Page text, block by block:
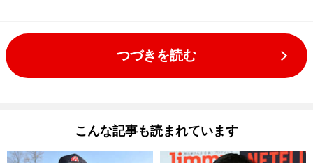
つづきを読む
こんな記事も読まれています